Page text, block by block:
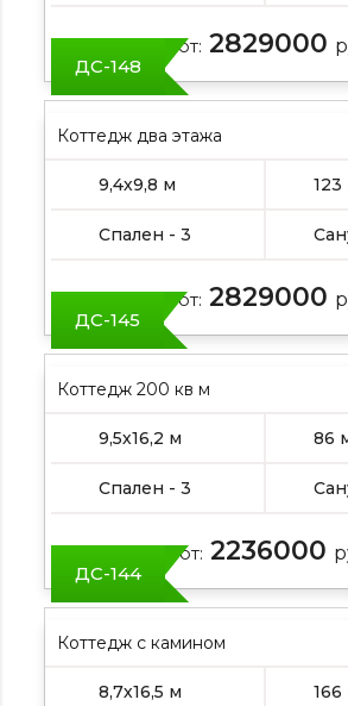
Цена от: 2829000
ДС-148
Коттедж два этажа
9,4х9,8 м 123
Спален - 3
Цена от: 2829000
ДС-145
Коттедж 200 кв м
9,5х16,2 м 86
Спален - 3
Цена от: 2236000
ДС-144
Коттедж с камином
8,7х16,5 м 166